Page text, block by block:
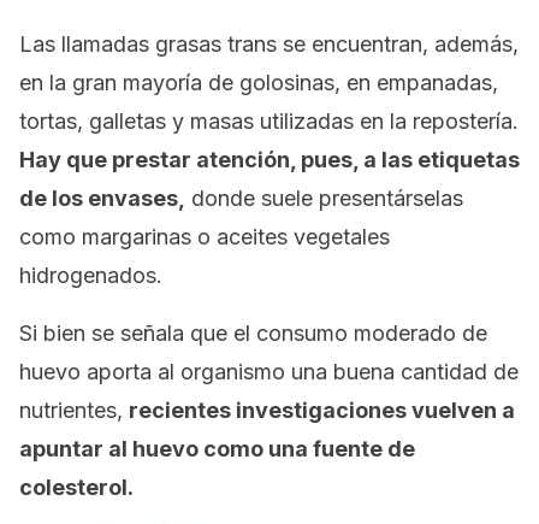
Las llamadas grasas trans se encuentran, además,
en la gran mayoría de golosinas, en empanadas,
tortas, galletas y masas utilizadas en la repostería.
Hay que prestar atención, pues, a las etiquetas
de los envases, donde suele presentárselas
como margarinas o aceites vegetales
hidrogenados.
Si bien se señala que el consumo moderado de
huevo aporta al organismo una buena cantidad de
nutrientes, recientes investigaciones vuelven a
apuntar al huevo como una fuente de
colesterol.